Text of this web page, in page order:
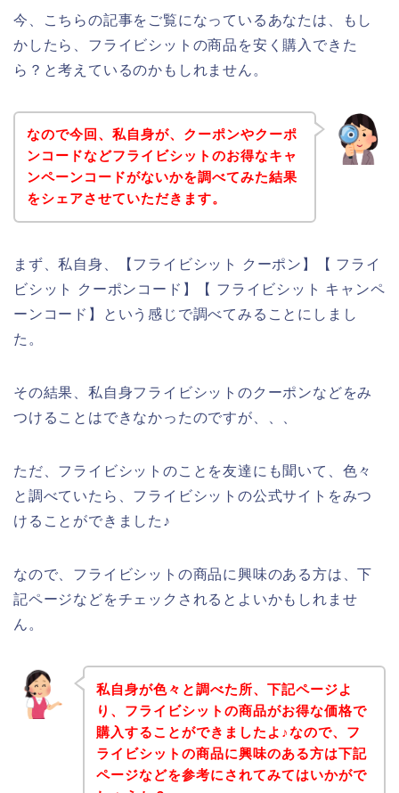
今、こちらの記事をご覧になっているあなたは、もし
かしたら、フライビシットの商品を安く購入できた
ら？と考えているのかもしれません。
なので今回、私自身が、クーポンやクーポ
ンコードなどフライビシットのお得なキャ
ンペーンコードがないかを調べてみた結果
をシェアさせていただきます。
まず、私自身、【フライビシット クーポン】【 フライ
ビシット クーポンコード】【 フライビシット キャンペ
ーンコード】という感じで調べてみることにしまし
た。
その結果、私自身フライビシットのクーポンなどをみ
つけることはできなかったのですが、、、
ただ、フライビシットのことを友達にも聞いて、色々
と調べていたら、フライビシットの公式サイトをみつ
けることができました♪
なので、フライビシットの商品に興味のある方は、下
記ページなどをチェックされるとよいかもしれませ
ん。
私自身が色々と調べた所、下記ページよ
り、フライビシットの商品がお得な価格で
購入することができましたよ♪なので、フ
ライビシットの商品に興味のある方は下記
ページなどを参考にされてみてはいかがで